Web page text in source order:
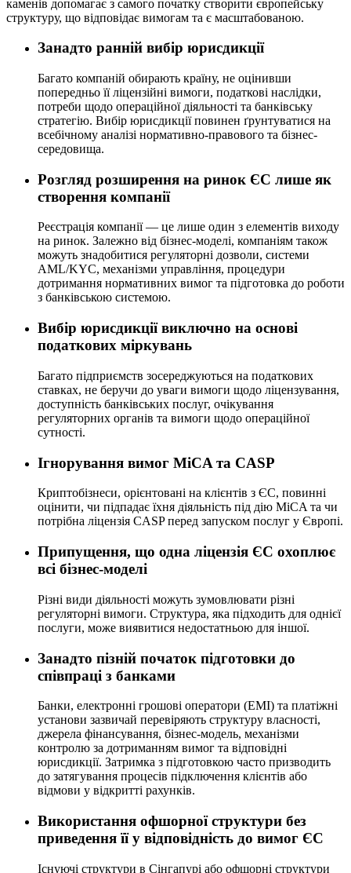
каменів допомагає з самого початку створити європейську
структуру, що відповідає вимогам та є масштабованою.
Занадто ранній вибір юрисдикції
Багато компаній обирають країну, не оцінивши
попередньо її ліцензійні вимоги, податкові наслідки,
потреби щодо операційної діяльності та банківську
стратегію. Вибір юрисдикції повинен ґрунтуватися на
всебічному аналізі нормативно-правового та бізнес-
середовища.
Розгляд розширення на ринок ЄС лише як
створення компанії
Реєстрація компанії — це лише один з елементів виходу
на ринок. Залежно від бізнес-моделі, компаніям також
можуть знадобитися регуляторні дозволи, системи
AML/KYC, механізми управління, процедури
дотримання нормативних вимог та підготовка до роботи
з банківською системою.
Вибір юрисдикції виключно на основі
податкових міркувань
Багато підприємств зосереджуються на податкових
ставках, не беручи до уваги вимоги щодо ліцензування,
доступність банківських послуг, очікування
регуляторних органів та вимоги щодо операційної
сутності.
Ігнорування вимог MiCA та CASP
Криптобізнеси, орієнтовані на клієнтів з ЄС, повинні
оцінити, чи підпадає їхня діяльність під дію MiCA та чи
потрібна ліцензія CASP перед запуском послуг у Європі.
Припущення, що одна ліцензія ЄС охоплює
всі бізнес-моделі
Різні види діяльності можуть зумовлювати різні
регуляторні вимоги. Структура, яка підходить для однієї
послуги, може виявитися недостатньою для іншої.
Занадто пізній початок підготовки до
співпраці з банками
Банки, електронні грошові оператори (EMI) та платіжні
установи зазвичай перевіряють структуру власності,
джерела фінансування, бізнес-модель, механізми
контролю за дотриманням вимог та відповідні
юрисдикції. Затримка з підготовкою часто призводить
до затягування процесів підключення клієнтів або
відмови у відкритті рахунків.
Використання офшорної структури без
приведення її у відповідність до вимог ЄС
Існуючі структури в Сінгапурі або офшорні структури